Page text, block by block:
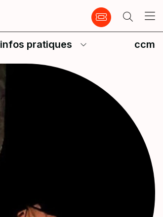
infos pratiques ccm